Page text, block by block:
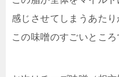
感じさせてしまうあたり
この味噌のすごいところ